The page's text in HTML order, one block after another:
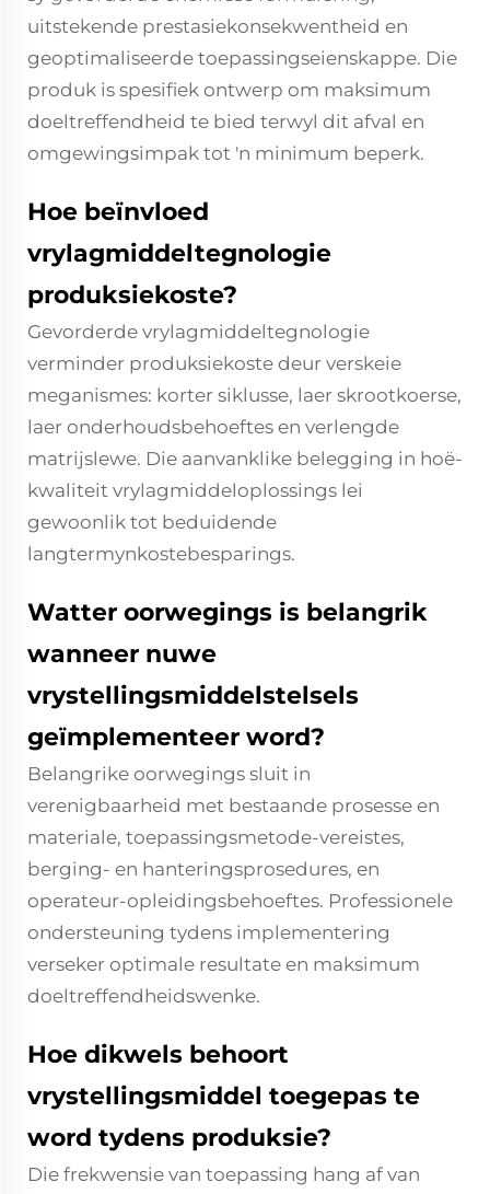
uitstekende prestasiekonsekwentheid en
geoptimaliseerde toepassingseienskappe. Die
produk is spesifiek ontwerp om maksimum
doeltreffendheid te bied terwyl dit afval en
omgewingsimpak tot 'n minimum beperk.
Hoe beïnvloed
vrylagmiddeltegnologie
produksiekoste?
Gevorderde vrylagmiddeltegnologie
verminder produksiekoste deur verskeie
meganismes: korter siklusse, laer skrootkoerse,
laer onderhoudsbehoeftes en verlengde
matrijslewe. Die aanvanklike belegging in hoë-
kwaliteit vrylagmiddeloplossings lei
gewoonlik tot beduidende
langtermynkostebesparings.
Watter oorwegings is belangrik
wanneer nuwe
vrystellingsmiddelstelsels
geïmplementeer word?
Belangrike oorwegings sluit in
verenigbaarheid met bestaande prosesse en
materiale, toepassingsmetode-vereistes,
berging- en hanteringsprosedures, en
operateur-opleidingsbehoeftes. Professionele
ondersteuning tydens implementering
verseker optimale resultate en maksimum
doeltreffendheidswenke.
Hoe dikwels behoort
vrystellingsmiddel toegepas te
word tydens produksie?
Die frekwensie van toepassing hang af van